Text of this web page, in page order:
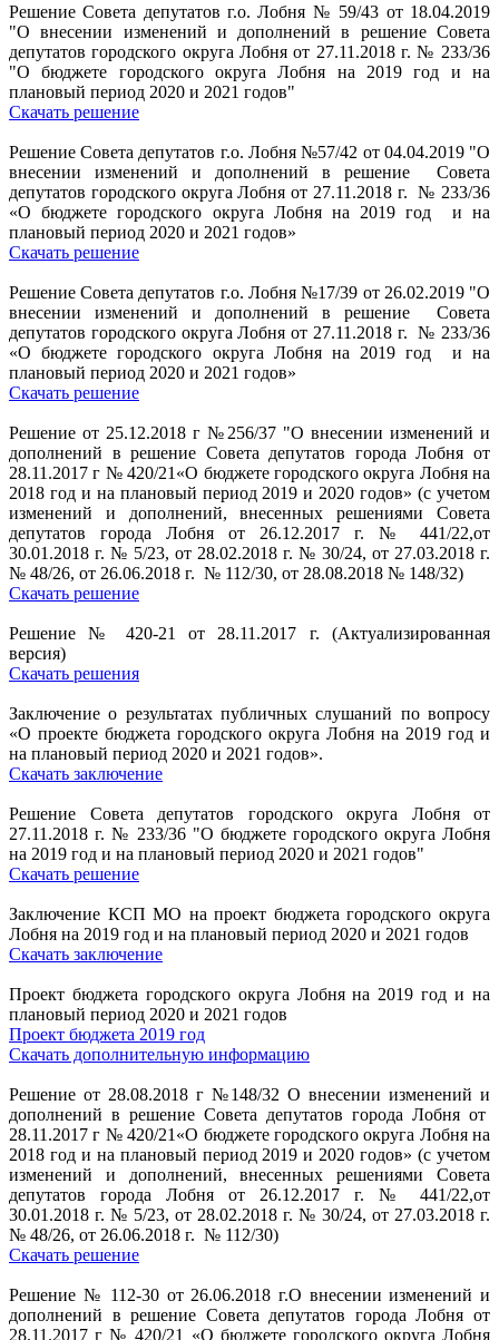
Решение Совета депутатов г.о. Лобня № 59/43 от 18.04.2019
"О внесении изменений и дополнений в решение Совета
депутатов городского округа Лобня от 27.11.2018 г. № 233/36
"О бюджете городского округа Лобня на 2019 год и на
плановый период 2020 и 2021 годов"
Скачать решение
Решение Совета депутатов г.о. Лобня №57/42 от 04.04.2019 "О
внесении изменений и дополнений в решение Совета
депутатов городского округа Лобня от 27.11.2018 г. № 233/36
«О бюджете городского округа Лобня на 2019 год и на
плановый период 2020 и 2021 годов»
Скачать решение
Решение Совета депутатов г.о. Лобня №17/39 от 26.02.2019 "О
внесении изменений и дополнений в решение Совета
депутатов городского округа Лобня от 27.11.2018 г. № 233/36
«О бюджете городского округа Лобня на 2019 год и на
плановый период 2020 и 2021 годов»
Скачать решение
Решение от 25.12.2018 г №256/37 "О внесении изменений и
дополнений в решение Совета депутатов города Лобня от
28.11.2017 г № 420/21«О бюджете городского округа Лобня на
2018 год и на плановый период 2019 и 2020 годов» (с учетом
изменений и дополнений, внесенных решениями Совета
депутатов города Лобня от 26.12.2017 г. № 441/22,от
30.01.2018 г. № 5/23, от 28.02.2018 г. № 30/24, от 27.03.2018 г.
№ 48/26, от 26.06.2018 г. № 112/30, от 28.08.2018 № 148/32)
Скачать решение
Решение № 420-21 от 28.11.2017 г. (Актуализированная
версия)
Скачать решения
Заключение о результатах публичных слушаний по вопросу
«О проекте бюджета городского округа Лобня на 2019 год и
на плановый период 2020 и 2021 годов».
Скачать заключение
Решение Совета депутатов городского округа Лобня от
27.11.2018 г. № 233/36 "О бюджете городского округа Лобня
на 2019 год и на плановый период 2020 и 2021 годов"
Скачать решение
Заключение КСП МО на проект бюджета городского округа
Лобня на 2019 год и на плановый период 2020 и 2021 годов
Скачать заключение
Проект бюджета городского округа Лобня на 2019 год и на
плановый период 2020 и 2021 годов
Проект бюджета 2019 год
Скачать дополнительную информацию
Решение от 28.08.2018 г №148/32 О внесении изменений и
дополнений в решение Совета депутатов города Лобня от
28.11.2017 г № 420/21«О бюджете городского округа Лобня на
2018 год и на плановый период 2019 и 2020 годов» (с учетом
изменений и дополнений, внесенных решениями Совета
депутатов города Лобня от 26.12.2017 г. № 441/22,от
30.01.2018 г. № 5/23, от 28.02.2018 г. № 30/24, от 27.03.2018 г.
№ 48/26, от 26.06.2018 г. № 112/30)
Скачать решение
Решение № 112-30 от 26.06.2018 г.О внесении изменений и
дополнений в решение Совета депутатов города Лобня от
28.11.2017 г № 420/21 «О бюджете городского округа Лобня